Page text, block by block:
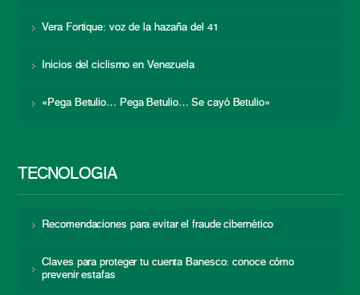
Vera Fortique: voz de la hazaña del 41
Inicios del ciclismo en Venezuela
«Pega Betulio… Pega Betulio… Se cayó Betulio»
TECNOLOGÍA
Recomendaciones para evitar el fraude cibernético
Claves para proteger tu cuenta Banesco: conoce cómo
prevenir estafas